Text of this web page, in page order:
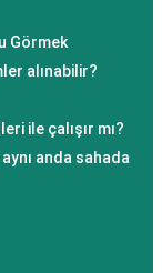
Görmek
alınabilir?
ile çalışır mı?
anda sahada